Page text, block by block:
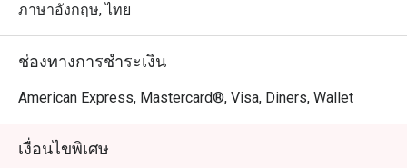
ภาษาอังกฤษ, ไทย
ช่องทางการชำระเงิน
American Express, Mastercard®, Visa, Diners, Wallet
เงื่อนไขพิเศษ